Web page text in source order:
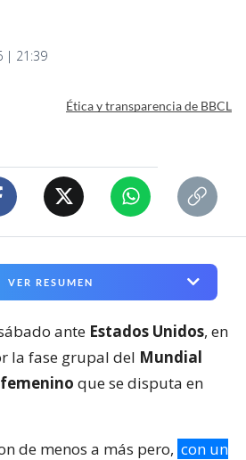
| 21:39
Ética y transparencia de BBCL
VER RESUMEN
ante Estados Unidos, en
la fase grupal del Mundial
femenino que se disputa en
de menos a más pero, con un